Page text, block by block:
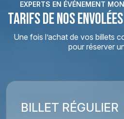
EXPERTS EN ÉVÉNEMENT
TARIFS DE NOS
Une fois l’achat de vos billets
pour réserver
BILLET RÉGULIER